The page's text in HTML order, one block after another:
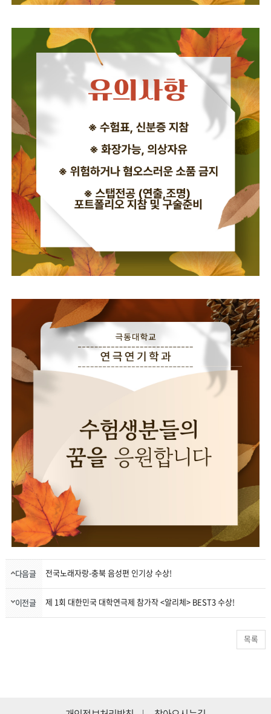
다음글 전국노래자랑-충북 음성편 인기상 수상!
이전글 제 1회 대한민국 대학연극제 참가작 <알리체> BEST3 수상!
목록